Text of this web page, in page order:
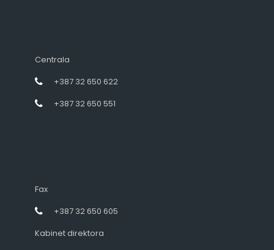
Centrala
+387 32 650 622
+387 32 650 551
Fax
+387 32 650 605
Kabinet direktora